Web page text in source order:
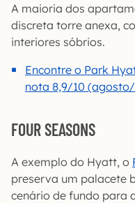
A maioria dos
discreta torre anexa,
interiores sóbrios.
Encontre o Park
nota 8,9/10
FOUR SEASONS
A exemplo do Hyatt, o
preserva um palacete
cenário de fundo para